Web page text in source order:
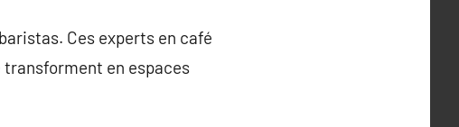
Ces experts en café
transforment en espaces